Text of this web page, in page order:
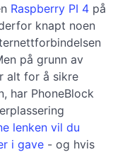
Raspberry PI 4 på
knapt noen
på grunn av
alt for å sikre
har PhoneBlock
lenken vil du
i gave - og hvis